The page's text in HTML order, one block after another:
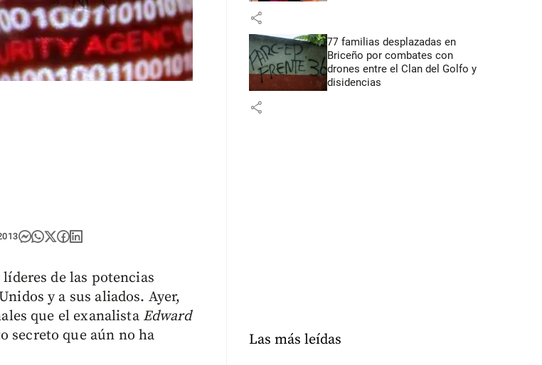
de las potencias
y a sus aliados. Ayer,
que el exanalista Edward
secreto que aún no ha
share
77 familias desplazadas en
Briceño por combates con
drones entre el Clan del Golfo y
disidencias
share
Las más leídas